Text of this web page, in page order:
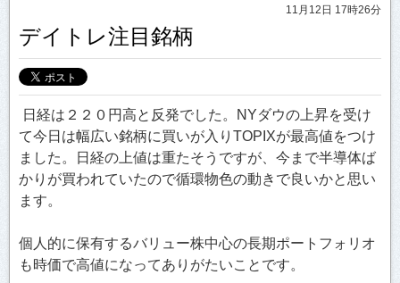
11月12日 17時26分
デイトレ注目銘柄
日経は２２０円高と反発でした。NYダウの上昇を受け
て今日は幅広い銘柄に買いが入りTOPIXが最高値をつけ
ました。日経の上値は重たそうですが、今まで半導体ば
かりが買われていたので循環物色の動きで良いかと思い
ます。
個人的に保有するバリュー株中心の長期ポートフォリオ
も時価で高値になってありがたいことです。